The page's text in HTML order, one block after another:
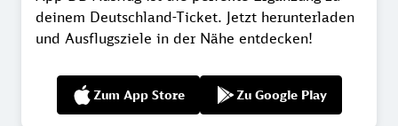
deinem Deutschland-Ticket. Jetzt herunterladen
und Ausflugsziele in der Nähe entdecken!
Zum App Store Zu Google Play